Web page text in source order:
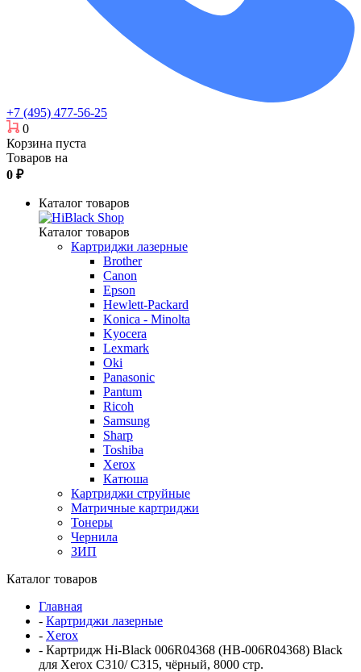
+7 (495) 477-56-25
0
Корзина пуста
Товаров на
0 ₽
Каталог товаров
Каталог товаров
Картриджи лазерные
Brother
Canon
Epson
Hewlett-Packard
Konica - Minolta
Kyocera
Lexmark
Oki
Panasonic
Pantum
Ricoh
Samsung
Sharp
Toshiba
Xerox
Катюша
Картриджи струйные
Матричные картриджи
Тонеры
Чернила
ЗИП
Каталог товаров
Главная
- Картриджи лазерные
- Xerox
- Картридж Hi-Black 006R04368 (HB-006R04368) Black
для Xerox C310/ C315, чёрный, 8000 стр.